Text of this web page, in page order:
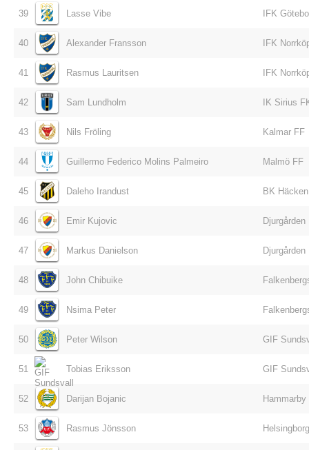
39 Lasse Vibe IFK
40 Alexander Fransson IFK
41 Rasmus Lauritsen IFK
42 Sam Lundholm IK Sirius
43 Nils Fröling Kalmar FF
44 Guillermo Federico Molins Palmeiro Malmö FF
45 Daleho Irandust BK Häcken
46 Emir Kujovic Djurgården
47 Markus Danielson Djurgården
48 John Chibuike
49 Nsima Peter
50 Peter Wilson GIF
51 Tobias Eriksson GIF
52 Darijan Bojanic Hammarby
53 Rasmus Jönsson